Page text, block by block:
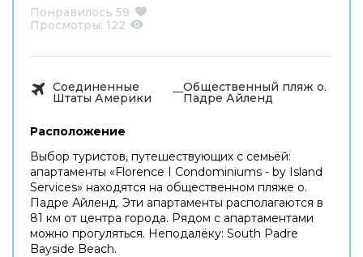
Понравилось 59
Просмотры: 122
Соединенные
Штаты Америки
Общественный пляж о.
Падре Айленд
Расположение
Выбор туристов, путешествующих с семьёй:
апартаменты «Florence I Condominiums - by Island
Services» находятся на общественном пляже о.
Падре Айленд. Эти апартаменты располагаются в
81 км от центра города. Рядом с апартаментами
можно прогуляться. Неподалёку: South Padre
Bayside Beach.